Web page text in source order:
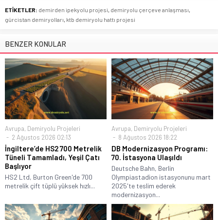
ETİKETLER: demirden ipekyolu projesi demiryolu çerçeve anlaşması
gürcistan demiryolları ktb demiryolu hattı projesi
BENZER KONULAR
Avrupa, Demiryolu Projeleri
2 Ağustos 2026 02:13
İngiltere’de HS2 700 Metrelik
Tüneli Tamamladı, Yeşil Çatı
Başlıyor
HS2 Ltd, Burton Green'de 700
metrelik çift tüplü yüksek hızlı...
Avrupa, Demiryolu Projeleri
8 Ağustos 2026 18:22
DB Modernizasyon Programı:
70. İstasyona Ulaşıldı
Deutsche Bahn, Berlin
Olympiastadion istasyonunu mart
2025'te teslim ederek
modernizasyon...